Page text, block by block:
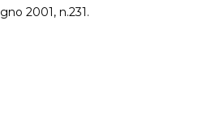
2001, n.231.